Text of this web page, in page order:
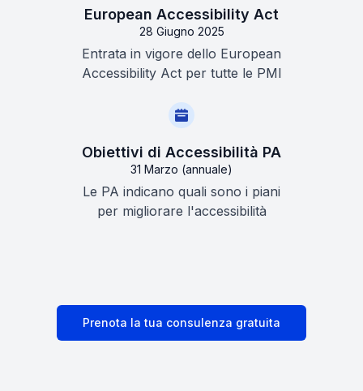
European Accessibility Act
28 Giugno 2025
Entrata in vigore dello European
Accessibility Act per tutte le PMI
Obiettivi di Accessibilità PA
31 Marzo (annuale)
Le PA indicano quali sono i piani
per migliorare l'accessibilità
Prenota la tua consulenza gratuita